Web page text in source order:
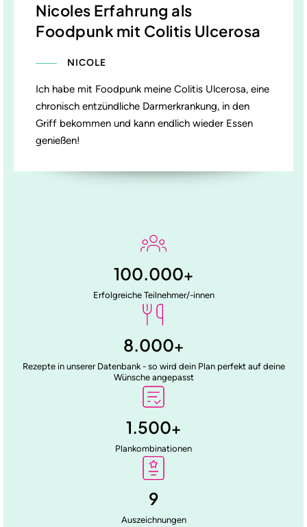
Nicoles Erfahrung als
Foodpunk mit Colitis Ulcerosa
NICOLE
Ich habe mit Foodpunk meine Colitis Ulcerosa, eine
chronisch entzündliche Darmerkrankung, in den
Griff bekommen und kann endlich wieder Essen
genießen!
100.000+
Erfolgreiche Teilnehmer/-innen
8.000+
Rezepte in unserer Datenbank - so wird dein Plan perfekt auf deine
Wünsche angepasst
1.500+
Plankombinationen
9
Auszeichnungen